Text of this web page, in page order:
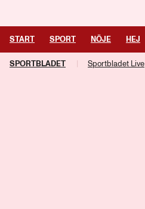
START SPORT NÖJE HEJ
TIPSA TV KULTUR LEDARE
SPORTBLADET Sportbladet Live